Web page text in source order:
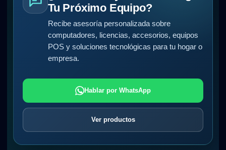
Tu Próximo Equipo?
Recibe asesoría personalizada sobre
computadores, licencias, accesorios, equipos
POS y soluciones tecnológicas para tu hogar o
empresa.
Hablar por WhatsApp
Ver productos